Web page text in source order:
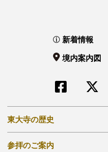
新着情報
境内案内図
東大寺の歴史
奈良時代創建
参拝のご案内